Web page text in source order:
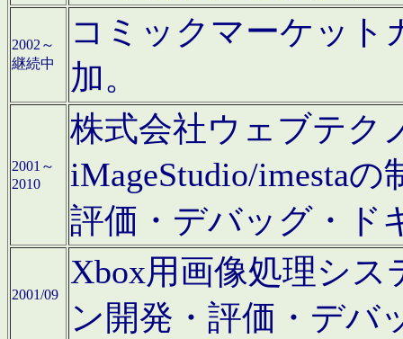
2002～
継続中
コミックマーケット
加。
2001～
2010
株式会社ウェブテク
iMageStudio/imesta
評価・デバッグ・ド
2001/09
Xbox用画像処理シ
ン開発・評価・デバ